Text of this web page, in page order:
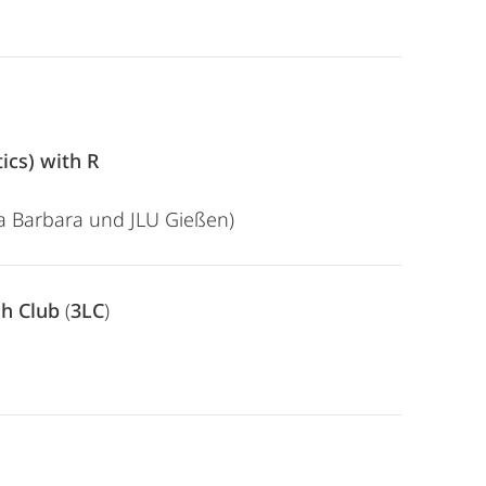
with R
Barbara und JLU Gießen)
Club (3LC)